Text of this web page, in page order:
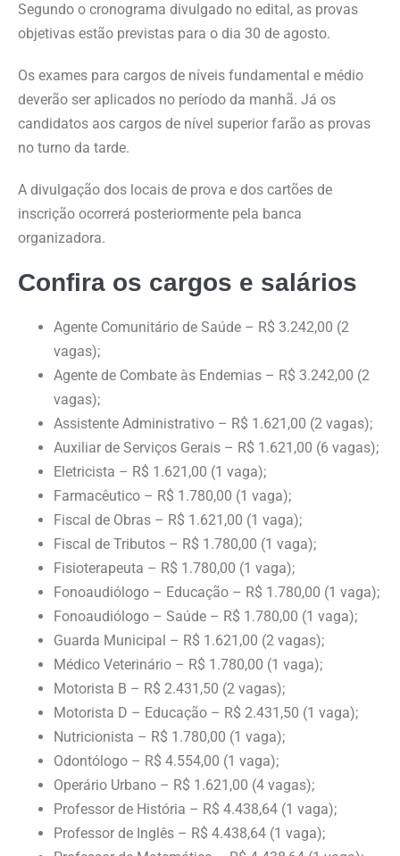
Segundo o cronograma divulgado no edital, as provas
objetivas estão previstas para o dia 30 de agosto.
Os exames para cargos de níveis fundamental e médio
deverão ser aplicados no período da manhã. Já os
candidatos aos cargos de nível superior farão as provas
no turno da tarde.
A divulgação dos locais de prova e dos cartões de
inscrição ocorrerá posteriormente pela banca
organizadora.
Confira os cargos e salários
Agente Comunitário de Saúde – R$ 3.242,00 (2
vagas);
Agente de Combate às Endemias – R$ 3.242,00 (2
vagas);
Assistente Administrativo – R$ 1.621,00 (2 vagas);
Auxiliar de Serviços Gerais – R$ 1.621,00 (6 vagas);
Eletricista – R$ 1.621,00 (1 vaga);
Farmacêutico – R$ 1.780,00 (1 vaga);
Fiscal de Obras – R$ 1.621,00 (1 vaga);
Fiscal de Tributos – R$ 1.780,00 (1 vaga);
Fisioterapeuta – R$ 1.780,00 (1 vaga);
Fonoaudiólogo – Educação – R$ 1.780,00 (1 vaga);
Fonoaudiólogo – Saúde – R$ 1.780,00 (1 vaga);
Guarda Municipal – R$ 1.621,00 (2 vagas);
Médico Veterinário – R$ 1.780,00 (1 vaga);
Motorista B – R$ 2.431,50 (2 vagas);
Motorista D – Educação – R$ 2.431,50 (1 vaga);
Nutricionista – R$ 1.780,00 (1 vaga);
Odontólogo – R$ 4.554,00 (1 vaga);
Operário Urbano – R$ 1.621,00 (4 vagas);
Professor de História – R$ 4.438,64 (1 vaga);
Professor de Inglês – R$ 4.438,64 (1 vaga);